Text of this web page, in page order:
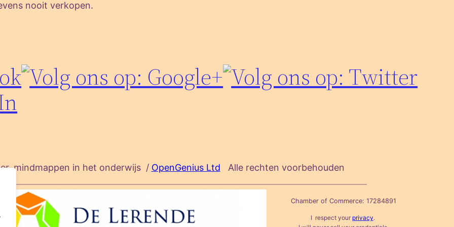
nooit verkopen.
mindmappen in het onderwijs / OpenGenius Ltd Alle rechten voorbehouden
Chamber of Commerce: 17284891
I respect your privacy. ​